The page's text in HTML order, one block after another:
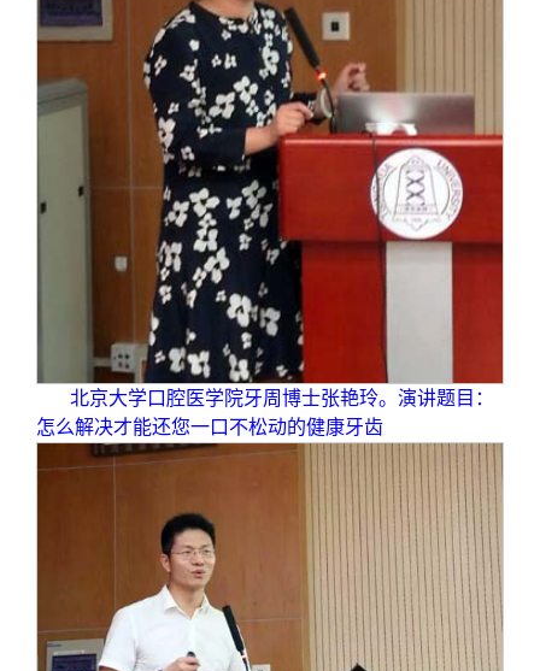
北京大学口腔医学院牙周博士张艳玲。演讲题目：
怎么解决才能还您一口不松动的健康牙齿